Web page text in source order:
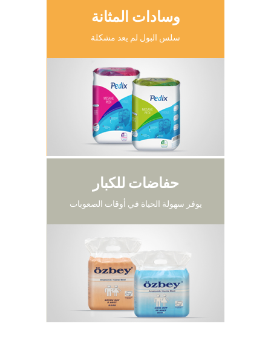
وسادات المثانة
سلس البول لم يعد مشكلة
حفاضات للكبار
يوفر سهولة الحياة في أوقات الصعوبات